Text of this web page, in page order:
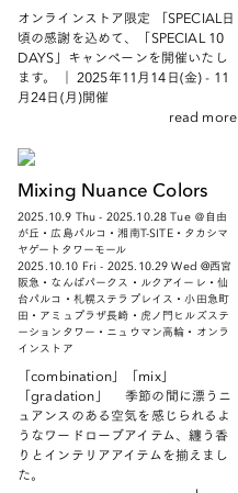
オンラインストア限定 「SPECIAL日
頃の感謝を込めて、「SPECIAL 10
DAYS」キャンペーンを開催いたし
ます。 ｜ 2025年11月14日(金) - 11
月24日(月)開催
read more
Mixing Nuance Colors
2025.10.9 Thu - 2025.10.28 Tue ＠自由
が丘・広島パルコ・湘南T-SITE・タカシマ
ヤゲートタワーモール
2025.10.10 Fri - 2025.10.29 Wed @西宮
阪急・なんばパークス・ルクアイーレ・仙
台パルコ・札幌ステラプレイス・小田急町
田・アミュプラザ長崎・虎ノ門ヒルズステ
ーションタワー・ニュウマン高輪・オンラ
インストア
「combination」「mix」
「gradation」 季節の間に漂うニ
ュアンスのある空気を感じられるよ
うなワードローブアイテム、纏う香
りとインテリアアイテムを揃えまし
た。